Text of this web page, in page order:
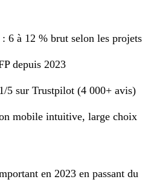
: 6 à 12 % brut selon les projets
depuis 2023
5 sur Trustpilot (4 000+ avis)
mobile intuitive, large choix
en 2023 en passant du